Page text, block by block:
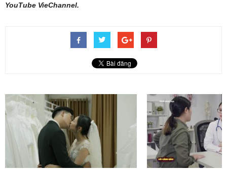
YouTube VieChannel.